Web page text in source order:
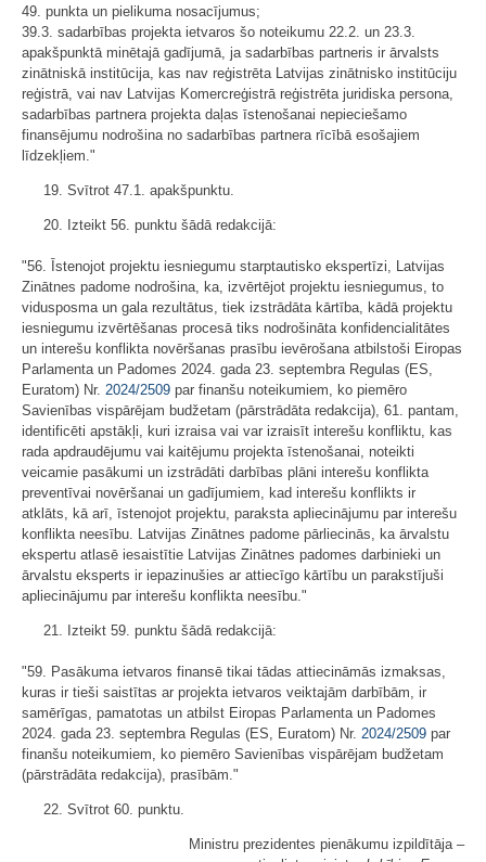
49. punkta un ​pielikuma nosacījumus;
39.3. sadarbības projekta ietvaros šo noteikumu 22.2. un 23.3.
apakšpunktā minētajā gadījumā, ja sadarbības partneris ir ārvalsts
zinātniskā institūcija, kas nav reģistrēta Latvijas zinātnisko institūciju
reģistrā, vai nav Latvijas Komercreģistrā reģistrēta juridiska persona,
sadarbības partnera projekta daļas īstenošanai nepieciešamo
finansējumu nodrošina no sadarbības partnera rīcībā esošajiem
līdzekļiem."
19. Svītrot 47.1. apakšpunktu.
20. Izteikt 56. punktu šādā redakcijā:
"56. Īstenojot projektu iesniegumu starptautisko ekspertīzi, Latvijas
Zinātnes padome nodrošina, ka, izvērtējot projektu iesniegumus, to
vidusposma un gala rezultātus, tiek izstrādāta kārtība, kādā projektu
iesniegumu izvērtēšanas procesā tiks nodrošināta konfidencialitātes
un interešu konflikta novēršanas prasību ievērošana atbilstoši Eiropas
Parlamenta un Padomes 2024. gada 23. septembra Regulas (ES,
Euratom) Nr. 2024/2509 par finanšu noteikumiem, ko piemēro
Savienības vispārējam budžetam (pārstrādāta redakcija), 61. pantam,
identificēti apstākļi, kuri izraisa vai var izraisīt interešu konfliktu, kas
rada apdraudējumu vai kaitējumu projekta īstenošanai, noteikti
veicamie pasākumi un izstrādāti darbības plāni interešu konflikta
preventīvai novēršanai un gadījumiem, kad interešu konflikts ir
atklāts, kā arī, īstenojot projektu, paraksta apliecinājumu par interešu
konflikta neesību. Latvijas Zinātnes padome pārliecinās, ka ārvalstu
ekspertu atlasē iesaistītie Latvijas Zinātnes padomes darbinieki un
ārvalstu eksperts ir iepazinušies ar attiecīgo kārtību un parakstījuši
apliecinājumu par interešu konflikta neesību."
21. Izteikt 59. punktu šādā redakcijā:
"59. Pasākuma ietvaros finansē tikai tādas attiecināmās izmaksas,
kuras ir tieši saistītas ar projekta ietvaros veiktajām darbībām, ir
samērīgas, pamatotas un atbilst Eiropas Parlamenta un Padomes
2024. gada 23. septembra Regulas (ES, Euratom) Nr. 2024/2509 par
finanšu noteikumiem, ko piemēro Savienības vispārējam budžetam
(pārstrādāta redakcija), prasībām."
22. Svītrot 60. punktu.
Ministru prezidentes pienākumu izpildītāja ‒